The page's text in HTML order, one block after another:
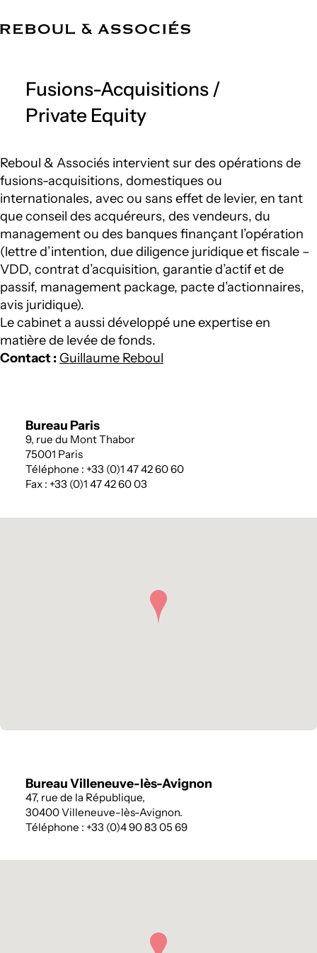
Fusions-Acquisitions /
Private Equity
Reboul & Associés intervient sur des opérations de
fusions-acquisitions, domestiques ou
internationales, avec ou sans effet de levier, en tant
que conseil des acquéreurs, des vendeurs, du
management ou des banques finançant l’opération
(lettre d’intention, due diligence juridique et fiscale –
VDD, contrat d’acquisition, garantie d’actif et de
passif, management package, pacte d’actionnaires,
avis juridique).
Le cabinet a aussi développé une expertise en
matière de levée de fonds.
Contact : Guillaume Reboul
Bureau Paris
9, rue du Mont Thabor
75001 Paris
Téléphone : +33 (0)1 47 42 60 60
Fax : +33 (0)1 47 42 60 03
Bureau Villeneuve-lès-Avignon
47, rue de la République,
30400 Villeneuve-lès-Avignon.
Téléphone : +33 (0)4 90 83 05 69